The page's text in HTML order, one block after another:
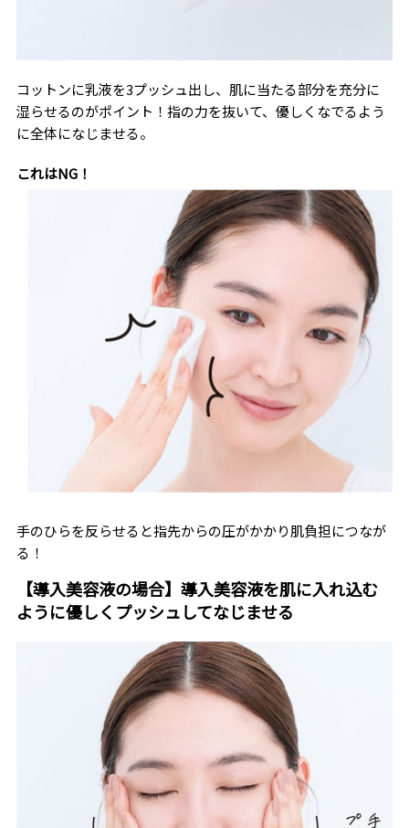
コットンに乳液を3プッシュ出し、肌に当たる部分を充分に
湿らせるのがポイント！指の力を抜いて、優しくなでるよう
に全体になじませる。
これはNG！
手のひらを反らせると指先からの圧がかかり肌負担につなが
る！
【導入美容液の場合】導入美容液を肌に入れ込む
ように優しくプッシュしてなじませる